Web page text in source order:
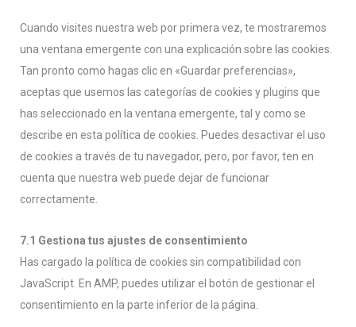
Cuando visites nuestra web por primera vez, te mostraremos
una ventana emergente con una explicación sobre las cookies.
Tan pronto como hagas clic en «Guardar preferencias»,
aceptas que usemos las categorías de cookies y plugins que
has seleccionado en la ventana emergente, tal y como se
describe en esta política de cookies. Puedes desactivar el uso
de cookies a través de tu navegador, pero, por favor, ten en
cuenta que nuestra web puede dejar de funcionar
correctamente.
7.1 Gestiona tus ajustes de consentimiento
Has cargado la política de cookies sin compatibilidad con
JavaScript. En AMP, puedes utilizar el botón de gestionar el
consentimiento en la parte inferior de la página.